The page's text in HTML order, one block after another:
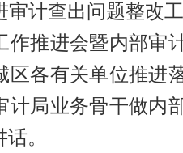
审计查出问题整改
作推进会暨内部审
区各有关单位推进
计局业务骨干做内
。